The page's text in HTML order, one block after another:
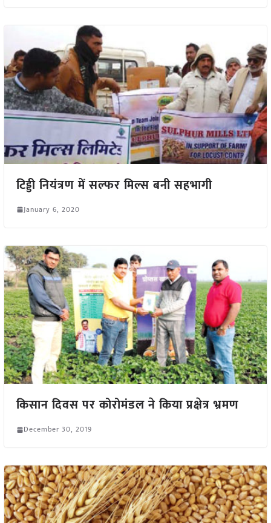
टिड्डी नियंत्रण में सल्फर मिल्स बनी सहभागी
January 6, 2020
किसान दिवस पर कोरोमंडल ने किया प्रक्षेत्र भ्रमण
December 30, 2019